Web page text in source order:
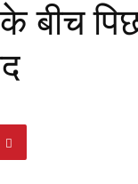
के बीच